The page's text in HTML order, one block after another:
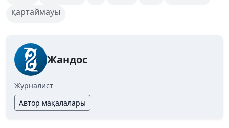
қартаймауы
Жандос
Журналист
Автор мақалалары